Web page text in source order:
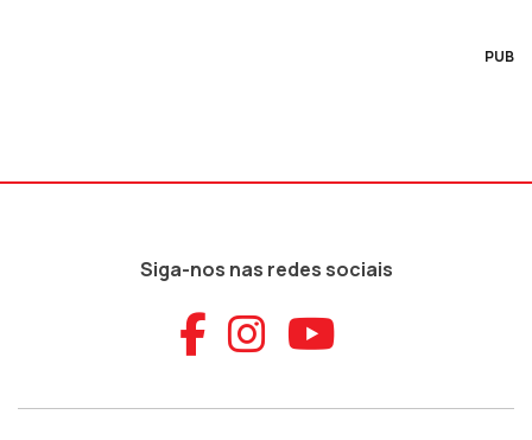
PUB
Siga-nos nas redes sociais
Aceder ao
Aceder ao
Aceder